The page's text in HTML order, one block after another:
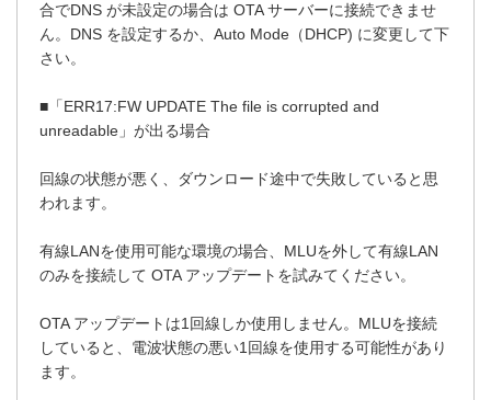
合でDNS が未設定の場合は OTA サーバーに接続できませ
ん。DNS を設定するか、Auto Mode（DHCP) に変更して下
さい。
■「ERR17:FW UPDATE The file is corrupted and
unreadable」が出る場合
回線の状態が悪く、ダウンロード途中で失敗していると思
われます。
有線LANを使用可能な環境の場合、MLUを外して有線LAN
のみを接続して OTA アップデートを試みてください。
OTA アップデートは1回線しか使用しません。MLUを接続
していると、電波状態の悪い1回線を使用する可能性があり
ます。